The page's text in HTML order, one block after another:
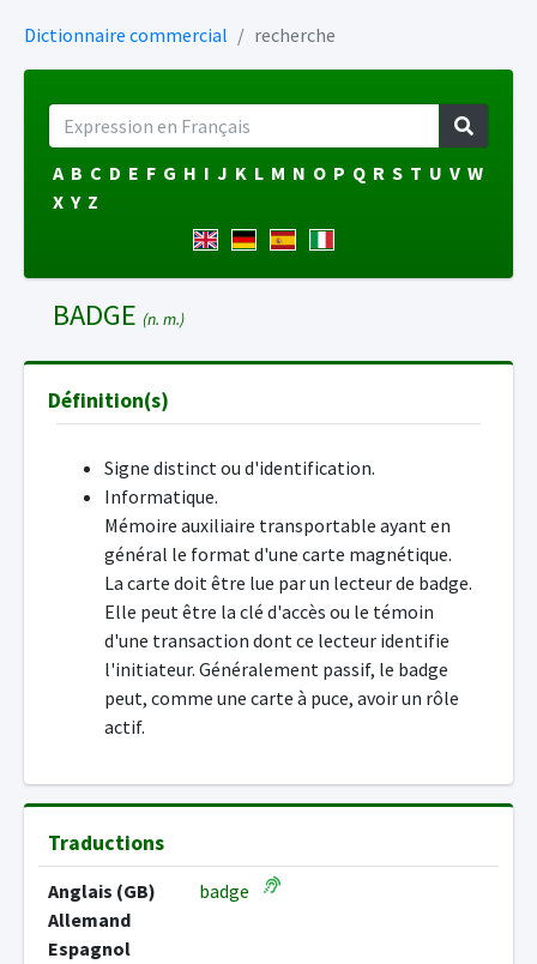
Dictionnaire commercial recherche
A B C D E F G H I J K L M N O P Q R S T U V W
X Y Z
BADGE (n. m.)
Définition(s)
Signe distinct ou d'identification.
Informatique.
Mémoire auxiliaire transportable ayant en
général le format d'une carte magnétique.
La carte doit être lue par un lecteur de badge.
Elle peut être la clé d'accès ou le témoin
d'une transaction dont ce lecteur identifie
l'initiateur. Généralement passif, le badge
peut, comme une carte à puce, avoir un rôle
actif.
Traductions
Anglais (GB)
badge
Allemand
Espagnol